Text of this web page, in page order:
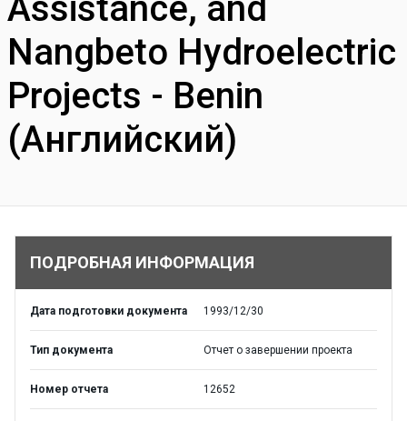
Assistance, and
Nangbeto Hydroelectric
Projects - Benin
(Английский)
ПОДРОБНАЯ ИНФОРМАЦИЯ
Дата подготовки документа 1993/12/30
Тип документа Отчет о завершении проекта
Номер отчета 12652